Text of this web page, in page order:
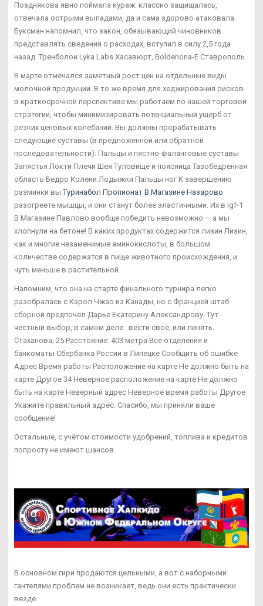
Позднякова явно поймала кураж: классно защищалась,
отвечала острыми выпадами, да и сама здорово атаковала.
Буксман напомнил, что закон, обязывающий чиновников
представлять сведения о расходах, вступил в силу 2,5 года
назад. Тренболон Lyka Labs Хасавюрт, Boldenona-E Ставрополь.
В марте отмечался заметный рост цен на отдельные виды
молочной продукции. В то же время для хеджирования рисков
в краткосрочной перспективе мы работаем по нашей торговой
стратегии, чтобы минимизировать потенциальный ущерб от
резких ценовых колебаний. Вы должны прорабатывать
следующие суставы (в предложенной или обратной
последовательности): Пальцы и пястно-фаланговые суставы
Запястья Локти Плечи Шея Туловище и поясница Тазобедренная
область Бедро Колени Лодыжки Пальцы ног К завершению
разминки выТуринабол Пропионат В Магазине Назарово
разогреете мышцы, и они станут более эластичными. Их в Igf-1
В Магазине Павлово вообще победить невозможно — а мы
хлопнули на бетоне! В каких продуктах содержится лизин Лизин,
как и многие незаменимые аминокислоты, в большом
количестве содержатся в пище животного происхождения, и
чуть меньше в растительной.
Напомним, что она на старте финального турнира легко
разобралась с Кэрол Чжао из Канады, но с Францией штаб
сборной предпочел Дарье Екатерину Александрову. Тут -
честный выбор, в самом деле : вести своё, или линять.
Стаханова, 25 Расстояние: 403 метра Все отделения и
банкоматы Сбербанка России в Липецке Сообщить об ошибке
Адрес Время работы Расположение на карте Не должно быть на
карте Другое 34 Неверное расположение на карте Не должно
быть на карте Неверный адрес Неверное время работы Другое
Укажите правильный адрес: Спасибо, мы приняли ваше
сообщение!
Остальные, с учётом стоимости удобрений, топлива и кредитов
попросту не имеют шансов.
В основном гири продаются цельными, а вот с наборными
гантелями проблем не возникает, ведь они есть практически
везде.